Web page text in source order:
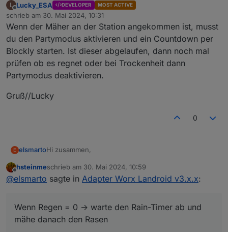
L
Offline
Lucky_ESA DEVELOPER MOST ACTIVE
schrieb am 30. Mai 2024, 10:31
zuletzt editiert von
Wenn der Mäher an der Station angekommen ist, musst
du den Partymodus aktivieren und ein Countdown per
Blockly starten. Ist dieser abgelaufen, dann noch mal
prüfen ob es regnet oder bei Trockenheit dann
Partymodus deaktivieren.
Gruß//Lucky
0
E elsmartoHi zusammen,
ich habe nun endlich einen externen Regensensor,
da beide Robbies in einer Garage stehen. Nun
und mähe danach den Rasen
Momentan nutze ich ein Blockly um bei Regen = 1 via
Offline
hsteinmeschrieb am 30. Mai 2024, 10:59
zuletzt editiert von
@elsmarto sagte in Adapter Worx Landroid v3.x.x:
Wenn Regen = 0 -> warte den Rain-Timer ab und
mähe danach den Rasen